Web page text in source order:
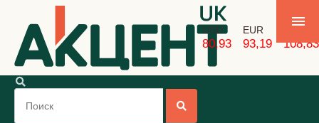
USD
80,93
EUR
93,19 108,83